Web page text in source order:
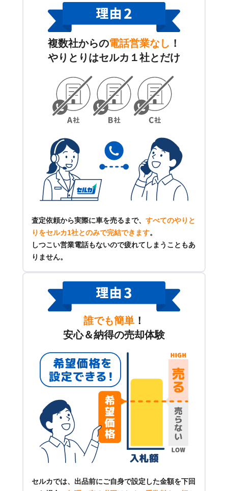
複数社からの電話営業なし ！
やりとりはセルカ１社とだけ
査定依頼から実際に車を売るまで、 すべてのやりと
りをセルカ1社とのみで完結できます。
しつこい営業電話もないので疲れてしまうこともあ
りません。
誰でも簡単 ！
安心＆納得の売却体験
セルカでは、出品前にご自身で設定した金額を下回